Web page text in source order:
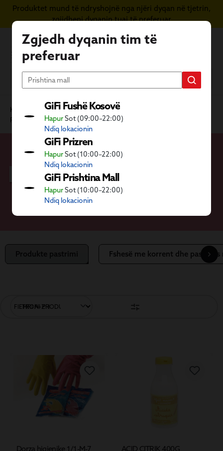
Kapërce te përmbajtja kryesore
Produktet mund të ndryshojnë nga njëri dyqan në tjetrin,
zgjidheni dyqanin tuaj të preferuar
Zgjedh dyqanin tim të
preferuar
GiFi Fushë Kosovë
HapurSot (09:00–22:00)
Ndiq lokacionin
GiFi Prizren
HapurSot (10:00–22:00)
Ndiq lokacionin
GiFi Prishtina Mall
HapurSot (10:00–22:00)
Ndiq lokacionin
Kategoritë GiFi Shtëpia
Mirëmbajtja dhe organizimi
Pastrimi dhe mirëmbajtja
Produkte pastrimi
Produkte pastrimi
Fshesë me korrent dhe pastrues
FILTRONI PRODUKTET
Dorza higjenike 1/1-M-7 ACID CITRIK 400G